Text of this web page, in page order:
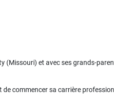
(Missouri) et avec ses grands-
de commencer sa carrière